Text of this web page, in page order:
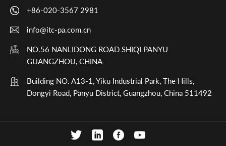
+86-020-3567 2981
info@itc-pa.com.cn
NO.56 NANLIDONG ROAD SHIQI PANYU
GUANGZHOU, CHINA
Building NO. A13-1, Yiku Industrial Park, The Hills,
Dongyi Road, Panyu District, Guangzhou, China 511492